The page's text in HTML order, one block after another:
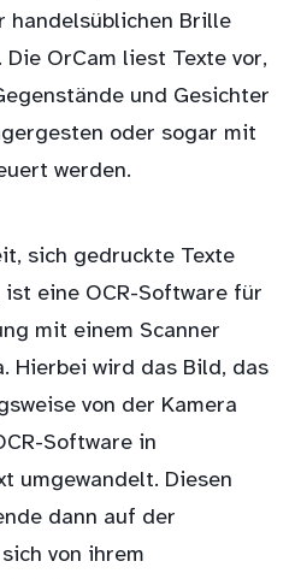
handelsüblichen Brille
OrCam liest Texte vor,
und Gesichter
oder sogar mit
werden.
sich gedruckte Texte
eine OCR-Software für
mit einem Scanner
Hierbei wird das Bild, das
von der Kamera
Software in
umgewandelt. Diesen
dann auf der
von ihrem